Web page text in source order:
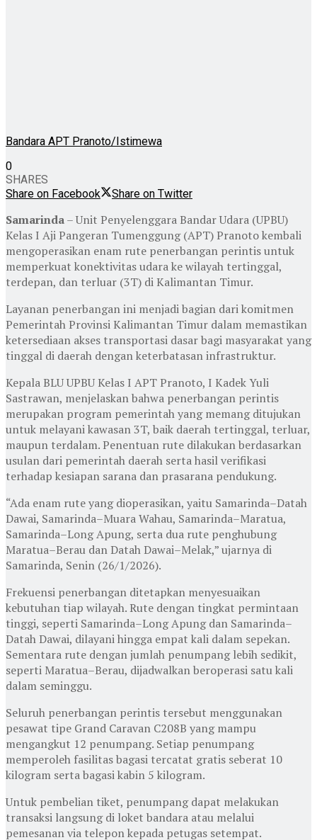
Bandara APT Pranoto/Istimewa
0
SHARES
Share on Facebook
Share on Twitter
Samarinda– Unit Penyelenggara Bandar Udara (UPBU)
Kelas I Aji Pangeran Tumenggung (APT) Pranoto kembali
mengoperasikan enam rute penerbangan perintis untuk
memperkuat konektivitas udara ke wilayah tertinggal,
terdepan, dan terluar (3T) di Kalimantan Timur.
Layanan penerbangan ini menjadi bagian dari komitmen
Pemerintah Provinsi Kalimantan Timur dalam memastikan
ketersediaan akses transportasi dasar bagi masyarakat yang
tinggal di daerah dengan keterbatasan infrastruktur.
Kepala BLU UPBU Kelas I APT Pranoto, I Kadek Yuli
Sastrawan, menjelaskan bahwa penerbangan perintis
merupakan program pemerintah yang memang ditujukan
untuk melayani kawasan 3T, baik daerah tertinggal, terluar,
maupun terdalam. Penentuan rute dilakukan berdasarkan
usulan dari pemerintah daerah serta hasil verifikasi
terhadap kesiapan sarana dan prasarana pendukung.
“Ada enam rute yang dioperasikan, yaitu Samarinda–Datah
Dawai, Samarinda–Muara Wahau, Samarinda–Maratua,
Samarinda–Long Apung, serta dua rute penghubung
Maratua–Berau dan Datah Dawai–Melak,” ujarnya di
Samarinda, Senin (26/1/2026).
Frekuensi penerbangan ditetapkan menyesuaikan
kebutuhan tiap wilayah. Rute dengan tingkat permintaan
tinggi, seperti Samarinda–Long Apung dan Samarinda–
Datah Dawai, dilayani hingga empat kali dalam sepekan.
Sementara rute dengan jumlah penumpang lebih sedikit,
seperti Maratua–Berau, dijadwalkan beroperasi satu kali
dalam seminggu.
Seluruh penerbangan perintis tersebut menggunakan
pesawat tipe Grand Caravan C208B yang mampu
mengangkut 12 penumpang. Setiap penumpang
memperoleh fasilitas bagasi tercatat gratis seberat 10
kilogram serta bagasi kabin 5 kilogram.
Untuk pembelian tiket, penumpang dapat melakukan
transaksi langsung di loket bandara atau melalui
pemesanan via telepon kepada petugas setempat.